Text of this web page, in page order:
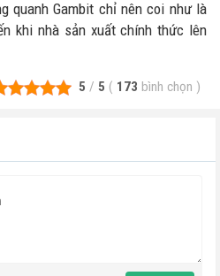
quanh Gambit chỉ nên coi như là
khi nhà sản xuất chính thức lên
5 / 5 ( 173 bình chọn )